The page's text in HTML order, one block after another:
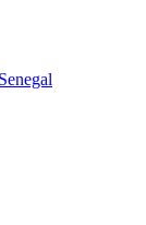
Senegal